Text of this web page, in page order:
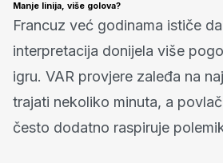
Manje linija, više golova?
Francuz već godinama ističe
interpretacija donijela više
igru. VAR provjere zaleđa na
trajati nekoliko minuta, a
često dodatno raspiruje